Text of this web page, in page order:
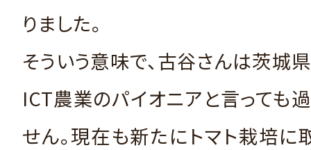
りました。
そういう意味で、古谷さんは茨城
ICT農業のパイオニアと言っても
せん。現在も新たにトマト栽培に